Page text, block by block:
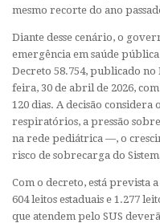
mesmo recorte do ano
Diante desse cenário, o
emergência em saúde
Decreto 58.754, publicado
feira, 30 de abril de 2026,
120 dias. A decisão
respiratórios, a pressão
na rede pediátrica —, o
risco de sobrecarga do
Com o decreto, está prevista
604 leitos estaduais e 1.277
que atendem pelo SUS